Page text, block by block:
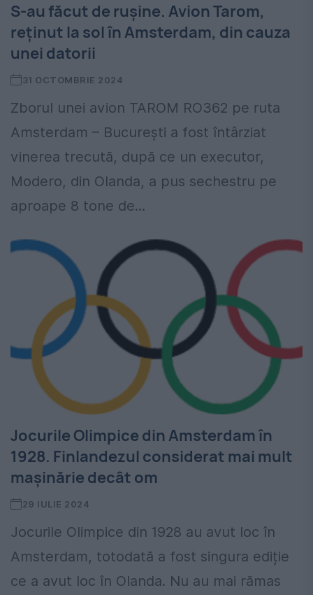
S-au făcut de rușine. Avion Tarom,
reţinut la sol în Amsterdam, din cauza
unei datorii
31 OCTOMBRIE 2024
Zborul unei avion TAROM RO362 pe ruta
Amsterdam – București a fost întârziat
vinerea trecută, după ce un executor,
Modero, din Olanda, a pus sechestru pe
aproape 8 tone de...
Jocurile Olimpice din Amsterdam în
1928. Finlandezul considerat mai mult
mașinărie decât om
29 IULIE 2024
Jocurile Olimpice din 1928 au avut loc în
Amsterdam, totodată a fost singura ediție
ce a avut loc în Olanda. Nu au mai rămas